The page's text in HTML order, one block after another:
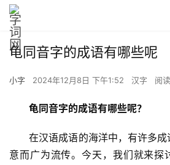
龟同音字的成语有哪些呢
小字 2024年12月8日 下午1:52 汉字 阅
龟同音字的成语有哪些呢？
在汉语成语的海洋中，有许多成
意而广为流传。今天，我们就来探